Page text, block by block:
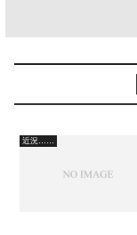
近況……